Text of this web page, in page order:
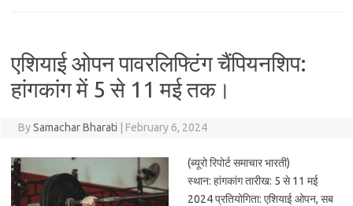
एशियाई ओपन पावरलिफ्टिंग चैंपियनशिप:
हांगकांग में 5 से 11 मई तक।
BySamachar Bharati February 6, 2024
(ब्यूरो रिपोर्ट समाचार भारती)
स्थान: हांगकांग तारीख: 5 से 11 मई
2024 प्रतियोगिता: एशियाई ओपन, सब